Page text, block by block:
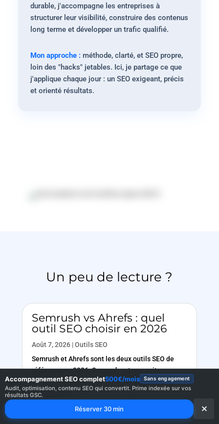
Accompagnement SEO complet500€/mois Sans engagement
Audit, optimisation, contenu SEO qui convertit. Prime indexée sur vos
résultats GSC.
Réserver 30 min ✕
durable, j'accompagne les entreprises à
structurer leur visibilité, construire des contenus
long terme et développer un trafic qualifié.
Mon approche : méthode, clarté, et SEO propre,
loin des "hacks" jetables. Ici, je partage ce que
j'applique chaque jour : un SEO exigeant, précis
et orienté résultats.
Un peu de lecture ?
Semrush vs Ahrefs : quel
outil SEO choisir en 2026
Août 7, 2026|Outils SEO
Semrush et Ahrefs sont les deux outils SEO de
référence en 2026. Semrush est une suite
marketing complète, forte sur les mots-clés, la
visibilité IA...